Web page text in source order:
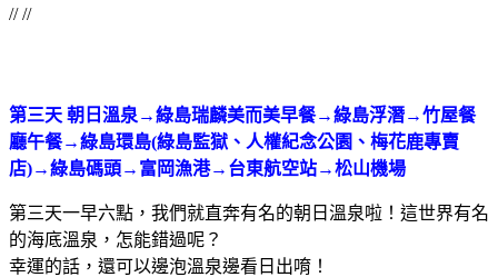
// //
第三天 朝日溫泉→綠島瑞麟美而美早餐→綠島浮潛→竹屋餐
廳午餐→綠島環島(綠島監獄、人權紀念公園、梅花鹿專賣
店)→綠島碼頭→富岡漁港→台東航空站→松山機場
第三天一早六點，我們就直奔有名的朝日溫泉啦！這世界有名
的海底溫泉，怎能錯過呢？
幸運的話，還可以邊泡溫泉邊看日出唷！